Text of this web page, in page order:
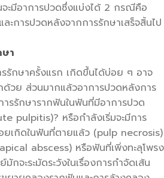
ะมีอาการปวดซึ่งแบ่งได้ 2 กรณีคือ
ะการปวดหลังจากการรักษาเสร็จสิ้นไป
า
รักษาครั้งแรก เกิดขึ้นได้บ่อย ๆ อาจ
วย ส่วนมากแล้วอาการปวดหลังการ
รรักษารากฟันในฟันที่มีอาการปวด
pulpitis)? หรือกำลังเริ่มจะมีการ
ยเกิดในฟันที่ตายแล้ว (pulp necrosis)
abscess) หรือฟันที่เพิ่งทะลุโพรง
จะระมัดระวังในเรื่องการกำจัดเส้น